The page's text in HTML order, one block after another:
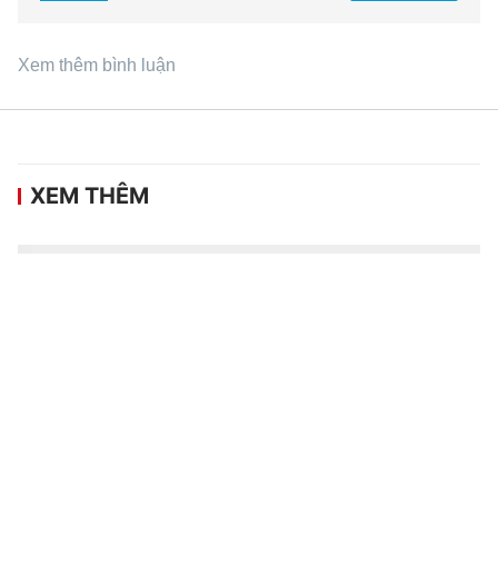
Xem thêm bình luận
XEM THÊM